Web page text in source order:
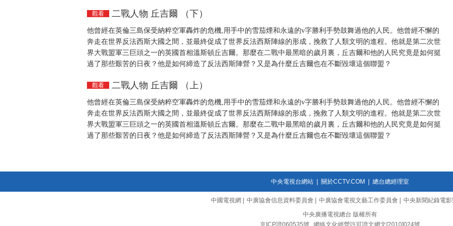
觀看 二戰人物 丘吉爾 （下）
他曾經在英倫三島保受納粹空軍轟炸的危機,用手中的雪茄煙和永遠的v字勝利手勢鼓舞過他的人民。他曾經不懈的
奔走在世界反法西斯大國之間，並最終促成了世界反法西斯陣線的形成，挽救了人類文明的進程。他就是第二次世
界大戰盟軍三巨頭之一的英國首相溫斯頓丘吉爾。那麼在二戰中最黑暗的歲月裏，丘吉爾和他的人民究竟是如何挺
過了那些艱苦的日夜？他是如何締造了反法西斯陣營？又是為什麼丘吉爾也在不斷毀壞這個聯盟？
觀看 二戰人物 丘吉爾 （上）
他曾經在英倫三島保受納粹空軍轟炸的危機,用手中的雪茄煙和永遠的v字勝利手勢鼓舞過他的人民。他曾經不懈的
奔走在世界反法西斯大國之間，並最終促成了世界反法西斯陣線的形成，挽救了人類文明的進程。他就是第二次世
界大戰盟軍三巨頭之一的英國首相溫斯頓丘吉爾。那麼在二戰中最黑暗的歲月裏，丘吉爾和他的人民究竟是如何挺
過了那些艱苦的日夜？他是如何締造了反法西斯陣營？又是為什麼丘吉爾也在不斷毀壞這個聯盟？
中央電視台網站| 關於CCTV.COM 總台總經理室
中國電視網 中廣協會信息資料委員會 中廣協會電視文藝工作委員會
中央新聞紀錄電
中央廣播電視總台 版權所有
京ICP證060535號
網絡文化經營許可證文網文[2010]024號